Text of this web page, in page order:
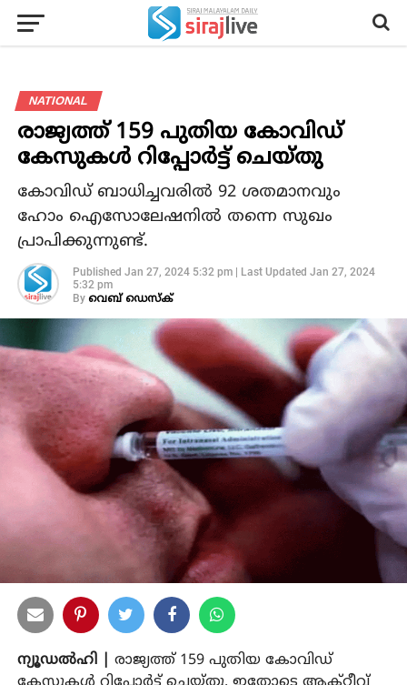
NATIONAL
രാജ്യത്ത് 159 പുതിയ കോവിഡ്
കേസുകള്‍ റിപ്പോര്‍ട്ട് ചെയ്തു
കോവിഡ് ബാധിച്ചവരില്‍ 92 ശതമാനവും
ഹോം ഐസോലേഷനില്‍ തന്നെ സുഖം
പ്രാപിക്കുന്നുണ്ട്.
Published Jan 27, 2024 5:32 pm| Last Updated Jan 27, 2024
5:32 pm
By വെബ് ഡെസ്‌ക്
ന്യൂഡല്‍ഹി |
രാജ്യത്ത് 159 പുതിയ കോവിഡ്